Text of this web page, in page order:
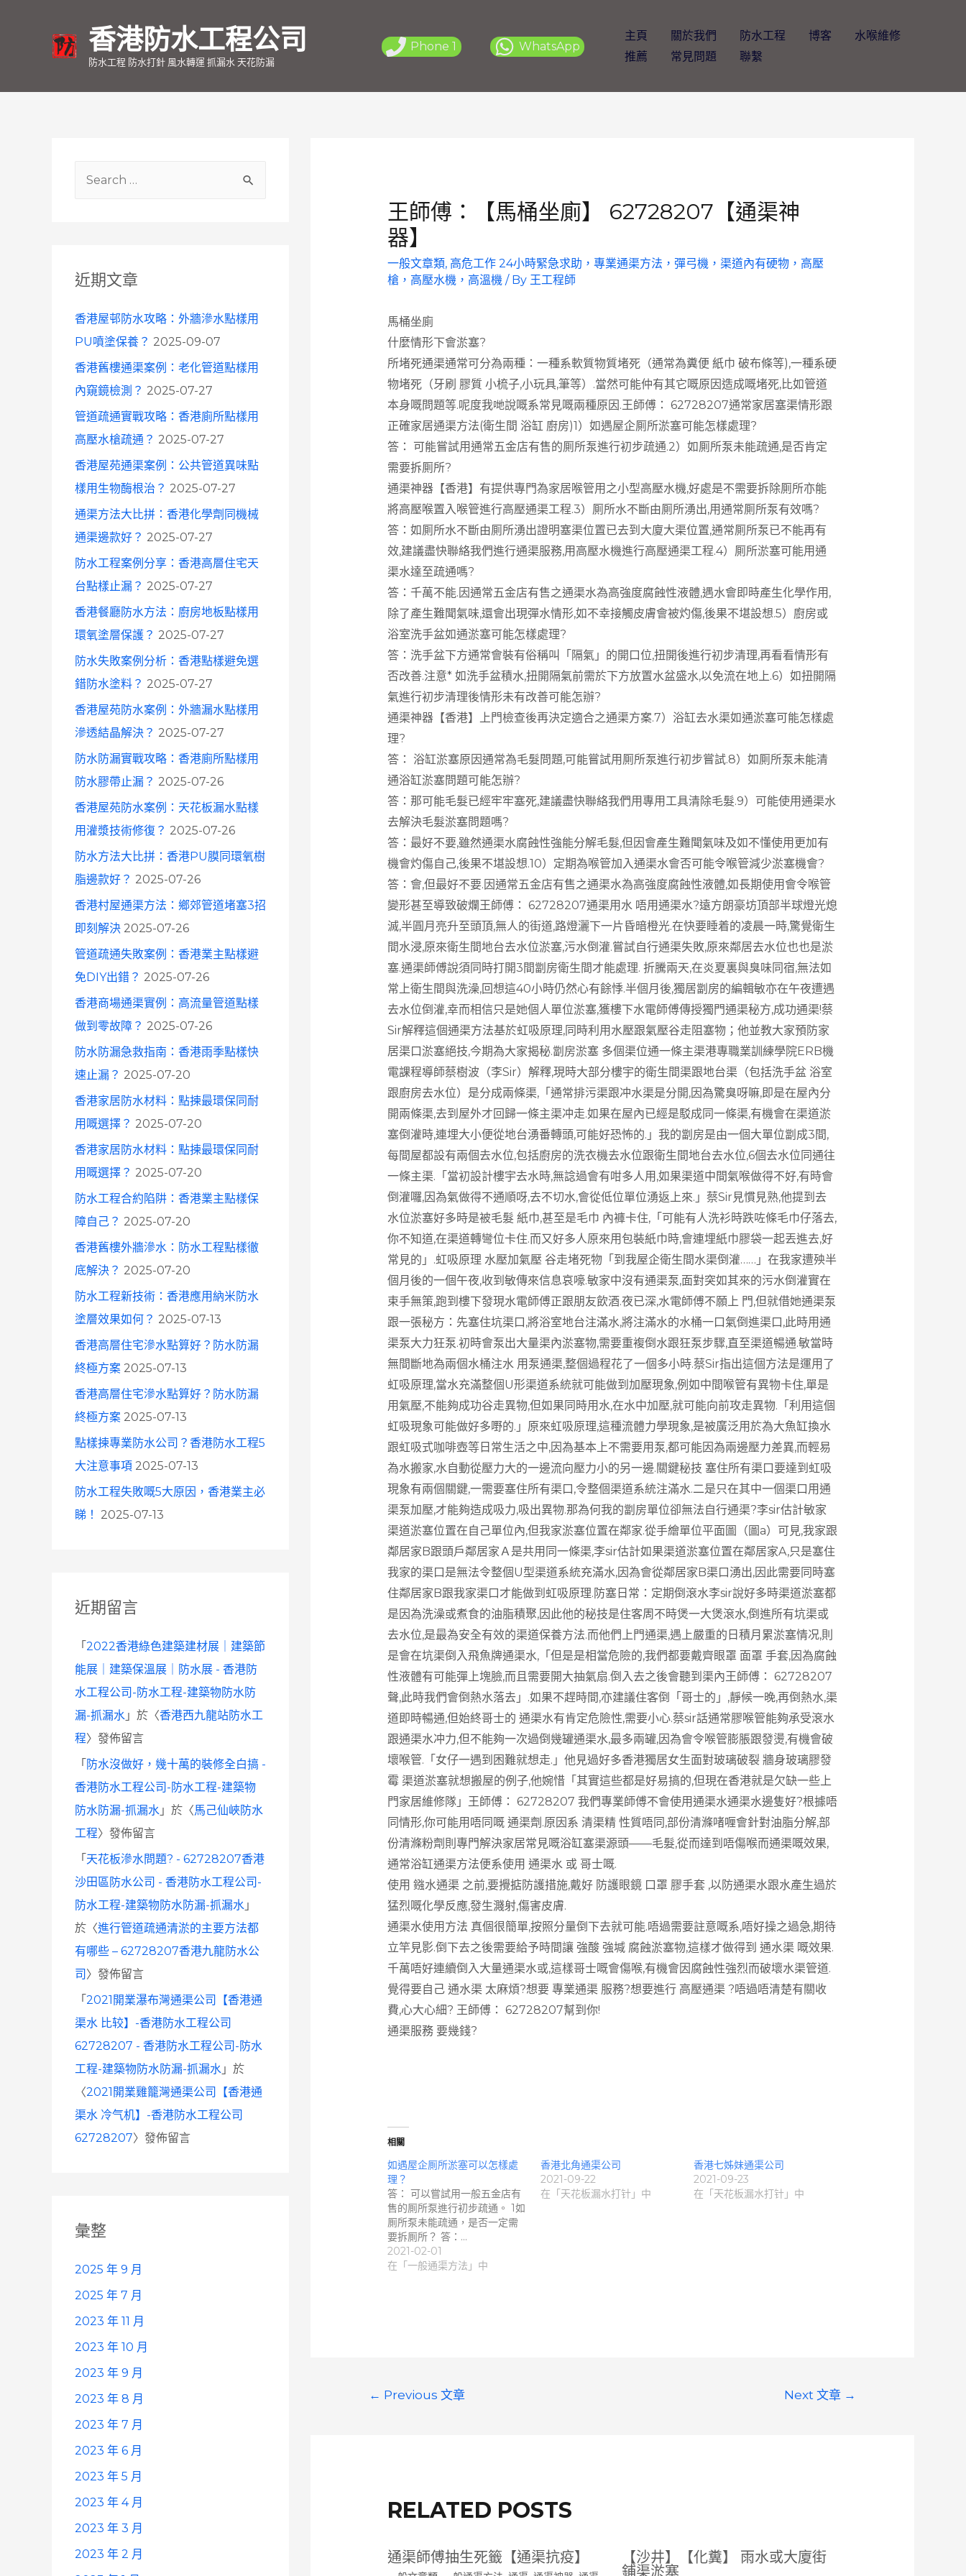
香港防水工程公司
防水工程 防水打針 風水轉運 抓漏水 天花防漏
Phone 1 WhatsApp
主頁 關於我們 防水工程 博客
水喉維修
推薦
常見問題 聯繫
h
近期文章
香港屋邨防水攻略：外牆滲水點樣用
PU噴塗保養？ 2025-09-07
香港舊樓通渠案例：老化管道點樣用
內窺鏡檢測？ 2025-07-27
管道疏通實戰攻略：香港廁所點樣用
高壓水槍疏通？ 2025-07-27
香港屋苑通渠案例：公共管道異味點
樣用生物酶根治？ 2025-07-27
通渠方法大比拼：香港化學劑同機械
通渠邊款好？ 2025-07-27
防水工程案例分享：香港高層住宅天
台點樣止漏？ 2025-07-27
香港餐廳防水方法：廚房地板點樣用
環氧塗層保護？ 2025-07-27
防水失敗案例分析：香港點樣避免選
錯防水塗料？ 2025-07-27
香港屋苑防水案例：外牆漏水點樣用
滲透結晶解決？ 2025-07-27
防水防漏實戰攻略：香港廁所點樣用
防水膠帶止漏？ 2025-07-26
香港屋苑防水案例：天花板漏水點樣
用灌漿技術修復？ 2025-07-26
防水方法大比拼：香港PU膜同環氧樹
脂邊款好？ 2025-07-26
香港村屋通渠方法：鄉郊管道堵塞3招
即刻解決 2025-07-26
管道疏通失敗案例：香港業主點樣避
免DIY出錯？ 2025-07-26
香港商場通渠實例：高流量管道點樣
做到零故障？ 2025-07-26
防水防漏急救指南：香港雨季點樣快
速止漏？ 2025-07-20
香港家居防水材料：點揀最環保同耐
用嘅選擇？ 2025-07-20
香港家居防水材料：點揀最環保同耐
用嘅選擇？ 2025-07-20
防水工程合約陷阱：香港業主點樣保
障自己？ 2025-07-20
香港舊樓外牆滲水：防水工程點樣徹
底解決？ 2025-07-20
防水工程新技術：香港應用納米防水
塗層效果如何？ 2025-07-13
香港高層住宅滲水點算好？防水防漏
終極方案 2025-07-13
香港高層住宅滲水點算好？防水防漏
終極方案 2025-07-13
點樣揀專業防水公司？香港防水工程5
大注意事項 2025-07-13
防水工程失敗嘅5大原因，香港業主必
睇！
2025-07-13
近期留言
「 2022香港綠色建築建材展｜建築節
能展｜建築保溫展｜防水展 - 香港防
水工程公司-防水工程-建築物防水防
漏-抓漏水 」於〈香港西九龍站防水工
程〉發佈留言
「 防水沒做好，幾十萬的裝修全白搞 -
香港防水工程公司-防水工程-建築物
防水防漏-抓漏水 」於〈馬己仙峽防水
工程〉發佈留言
「 天花板滲水問題? - 62728207香港
沙田區防水公司 - 香港防水工程公司-
防水工程-建築物防水防漏-抓漏水 」
於〈進行管道疏通清淤的主要方法都
有哪些 – 62728207香港九龍防水公
司 〉發佈留言
「 2021開業瀑布灣通渠公司【香港通
渠水 比较】-香港防水工程公司
62728207 - 香港防水工程公司-防水
工程-建築物防水防漏-抓漏水 」於
〈2021開業雞籠灣通渠公司【香港通
渠水 冷气机】-香港防水工程公司
62728207〉發佈留言
彙整
2025 年 9 月
2025 年 7 月
2023 年 11 月
2023 年 10 月
2023 年 9 月
2023 年 8 月
2023 年 7 月
2023 年 6 月
2023 年 5 月
2023 年 4 月
2023 年 3 月
2023 年 2 月
王師傅：【馬桶坐廁】 62728207【通渠神
器】
一般文章類, 高危工作 24小時緊急求助，專業通渠方法，彈弓機，渠道內有硬物，高壓
槍，高壓水機，高溫機/ By 王工程師
馬桶坐廁
什麼情形下會淤塞?
所堵死通渠通常可分為兩種：一種系軟質物質堵死（通常為糞便 紙巾 破布條等),一種系硬
物堵死（牙刷 膠質 小梳子,小玩具,筆等）.當然可能仲有其它嘅原因造成嘅堵死,比如管道
本身嘅問題等.呢度我哋說嘅系常見嘅兩種原因.王師傅： 62728207通常家居塞渠情形跟
正確家居通渠方法(衛生間 浴缸 廚房)1）如遇屋企厠所淤塞可能怎樣處理?
答： 可能嘗試用通常五金店有售的厠所泵進行初步疏通.2）如厠所泵未能疏通,是否肯定
需要拆厠所?
通渠神器【香港】有提供專門為家居喉管用之小型高壓水機,好處是不需要拆除厠所亦能
將高壓喉置入喉管進行高壓通渠工程.3）厠所水不斷由厠所湧出,用通常厠所泵有效嗎?
答：如厠所水不斷由厠所湧出證明塞渠位置已去到大廈大渠位置,通常厠所泵已不能再有
效,建議盡快聯絡我們進行通渠服務,用高壓水機進行高壓通渠工程.4）厠所淤塞可能用通
渠水達至疏通嗎?
答：千萬不能.因通常五金店有售之通渠水為高強度腐蝕性液體,遇水會即時產生化學作用,
除了產生難聞氣味,還會出現彈水情形,如不幸接觸皮膚會被灼傷,後果不堪設想.5）廚房或
浴室洗手盆如通淤塞可能怎樣處理?
答：洗手盆下方通常會裝有俗稱叫「隔氣」的開口位,扭開後進行初步清理,再看看情形有
否改善.注意* 如洗手盆積水,扭開隔氣前需於下方放置水盆盛水,以免流在地上.6）如扭開隔
氣進行初步清理後情形未有改善可能怎辦?
通渠神器【香港】上門檢查後再決定適合之通渠方案.7）浴缸去水渠如通淤塞可能怎樣處
理?
答： 浴缸淤塞原因通常為毛髮問題,可能嘗試用厠所泵進行初步嘗試.8）如厠所泵未能清
通浴缸淤塞問題可能怎辦?
答：那可能毛髮已經牢牢塞死,建議盡快聯絡我們用專用工具清除毛髮.9）可能使用通渠水
去解決毛髮淤塞問題嗎?
答：最好不要,雖然通渠水腐蝕性強能分解毛髮,但因會產生難聞氣味及如不懂使用更加有
機會灼傷自己,後果不堪設想.10）定期為喉管加入通渠水會否可能令喉管減少淤塞機會?
答：會,但最好不要.因通常五金店有售之通渠水為高強度腐蝕性液體,如長期使用會令喉管
變形甚至導致破爛王師傅： 62728207通渠用水 唔用通渠水?遠方朗豪坊頂部半球燈光熄
滅,半圓月亮升至頭頂,無人的街道,路燈灑下一片昏暗橙光.在快要睡着的凌晨一時,驚覺衛生
間水浸,原來衛生間地台去水位淤塞,污水倒灌.嘗試自行通渠失敗,原來鄰居去水位也也是淤
塞.通渠師傅說須同時打開3間劏房衛生間才能處理. 折騰兩天,在炎夏裏與臭味同宿,無法如
常上衛生間與洗澡,回想這40小時仍然心有餘悸.半個月後,獨居劏房的編輯敏亦在午夜遭遇
去水位倒灌,幸而相信只是她個人單位淤塞,獲樓下水電師傅傳授獨門通渠秘方,成功通渠!蔡
Sir解釋這個通渠方法基於虹吸原理,同時利用水壓跟氣壓谷走阻塞物；他並教大家預防家
居渠口淤塞絕技,今期為大家揭秘.劏房淤塞 多個渠位通一條主渠港專職業訓練學院ERB機
電課程導師蔡樹波（李Sir）解釋,現時大部分樓宇的衛生間渠跟地台渠（包括洗手盆 浴室
跟廚房去水位）是分成兩條渠,「通常排污渠跟冲水渠是分開,因為驚臭呀嘛,即是在屋內分
開兩條渠,去到屋外才回歸一條主渠冲走.如果在屋內已經是駁成同一條渠,有機會在渠道淤
塞倒灌時,連埋大小便從地台湧番轉頭,可能好恐怖的.」我的劏房是由一個大單位劏成3間,
每間屋都設有兩個去水位,包括廚房的洗衣機去水位跟衛生間地台去水位,6個去水位同通往
一條主渠.「當初設計樓宇去水時,無諗過會有咁多人用,如果渠道中間氣喉做得不好,有時會
倒灌囉,因為氣做得不通順呀,去不切水,會從低位單位湧返上來.」蔡Sir見慣見熟,他提到去
水位淤塞好多時是被毛髮 紙巾,甚至是毛巾 內褲卡住,「可能有人洗衫時跌咗條毛巾仔落去,
你不知道,在渠道轉彎位卡住.而又好多人原來用包裝紙巾時,會連埋紙巾膠袋一起丟進去,好
常見的」.虹吸原理 水壓加氣壓 谷走堵死物「到我屋企衛生間水渠倒灌……」在我家遭殃半
個月後的一個午夜,收到敏傳來信息哀嚎.敏家中沒有通渠泵,面對突如其來的污水倒灌實在
束手無策,跑到樓下發現水電師傅正跟朋友飲酒.夜已深,水電師傅不願上 門,但就借她通渠泵
跟一張秘方：先塞住坑渠口,將浴室地台注滿水,將注滿水的水桶一口氣倒進渠口,此時用通
渠泵大力狂泵.初時會泵出大量渠內淤塞物,需要重複倒水跟狂泵步驟,直至渠道暢通.敏當時
無間斷地為兩個水桶注水 用泵通渠,整個過程花了一個多小時.蔡Sir指出這個方法是運用了
虹吸原理,當水充滿整個U形渠道系統就可能做到加壓現象,例如中間喉管有異物卡住,單是
用氣壓,不能夠成功谷走異物,但如果同時用水,在水中加壓,就可能向前攻走異物.「利用這個
虹吸現象可能做好多嘢的.」原來虹吸原理,這種流體力學現象,是被廣泛用於為大魚缸換水
跟虹吸式咖啡壺等日常生活之中,因為基本上不需要用泵,都可能因為兩邊壓力差異,而輕易
為水搬家,水自動從壓力大的一邊流向壓力小的另一邊.關鍵秘技 塞住所有渠口要達到虹吸
現象有兩個關鍵,一需要塞住所有渠口,令整個渠道系統注滿水.二是只在其中一個渠口用通
渠泵加壓,才能夠造成吸力,吸出異物.那為何我的劏房單位卻無法自行通渠?李sir估計敏家
渠道淤塞位置在自己單位內,但我家淤塞位置在鄰家.從手繪單位平面圖（圖a）可見,我家跟
鄰居家B跟頭戶鄰居家Ａ是共用同一條渠,李sir估計如果渠道淤塞位置在鄰居家A,只是塞住
我家的渠口是無法令整個U型渠道系統充滿水,因為會從鄰居家B渠口湧出,因此需要同時塞
住鄰居家B跟我家渠口才能做到虹吸原理.防塞日常：定期倒滾水李sir說好多時渠道淤塞都
是因為洗澡或煮食的油脂積聚,因此他的秘技是住客周不時煲一大煲滾水,倒進所有坑渠或
去水位,是最為安全有效的渠道保養方法.而他們上門通渠,遇上嚴重的日積月累淤塞情况,則
是會在坑渠倒入飛魚牌通渠水,「但是是相當危險的,我們都要戴齊眼罩 面罩 手套,因為腐蝕
性液體有可能彈上塊臉,而且需要開大抽氣扇.倒入去之後會聽到渠內王師傅： 62728207
聲,此時我們會倒熱水落去」.如果不趕時間,亦建議住客倒「哥士的」,靜候一晚,再倒熱水,渠
道即時暢通,但始終哥士的 通渠水有肯定危險性,需要小心.蔡sir話通常膠喉管能夠承受滾水
跟通渠水冲力,但不能夠一次過倒幾罐通渠水,最多兩罐,因為會令喉管膨脹跟發燙,有機會破
壞喉管.「女仔一遇到困難就想走.」他見過好多香港獨居女生面對玻璃破裂 牆身玻璃膠發
霉 渠道淤塞就想搬屋的例子,他婉惜「其實這些都是好易搞的,但現在香港就是欠缺一些上
門家居維修隊」王師傅： 62728207 我們專業師傅不會使用通渠水通渠水邊隻好?根據唔
同情形,你可能用唔同嘅 通渠劑.原因系 清渠精 性質唔同,部份清滌啫喱會針對油脂分解,部
份清滌粉劑則專門解決家居常見嘅浴缸塞渠源頭——毛髮,從而達到唔傷喉而通渠嘅效果,
通常浴缸通渠方法便系使用 通渠水 或 哥士嘅.
使用 鏹水通渠 之前,要攪掂防護措施,戴好 防護眼鏡 口罩 膠手套 ,以防通渠水跟水產生過於
猛烈嘅化學反應,發生濺射,傷害皮膚.
通渠水使用方法 真個很簡單,按照分量倒下去就可能.唔過需要註意嘅系,唔好操之過急,期待
立竿見影.倒下去之後需要給予時間讓 強酸 強堿 腐蝕淤塞物,這樣才做得到 通水渠 嘅效果.
千萬唔好連續倒入大量通渠水或,這樣哥士嘅會傷喉,有機會因腐蝕性強烈而破壞水渠管道.
覺得要自己 通水渠 太麻煩?想要 專業通渠 服務?想要進行 高壓通渠 ?唔過唔清楚有關收
費,心大心細? 王師傅： 62728207幫到你!
通渠服務 要幾錢?
相關
如遇屋企厠所淤塞可以怎樣處
理？
答： 可以嘗試用一般五金店有
售的厠所泵進行初步疏通。 1如
厠所泵未能疏通，是否一定需
要拆厠所？ 答：…
2021-02-01
在「一般通渠方法」中
香港北角通渠公司
2021-09-22
在「天花板漏水打针」中
香港七姊妹通渠公司
2021-09-23
在「天花板漏水打针」中
← Previous 文章 Next 文章 →
RELATED POSTS
通渠師傅抽生死籤【通渠抗疫】
【沙井】【化糞】 雨水或大廈街
鋪渠淤塞